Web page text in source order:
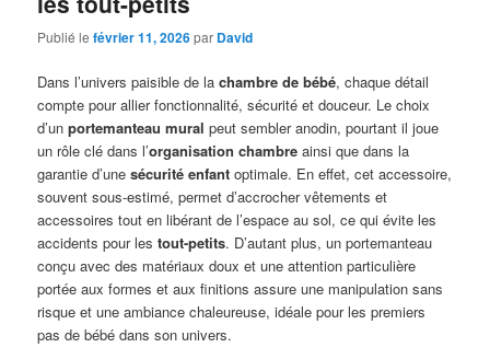
Publié lefévrier 11, 2026par David
Dans l’univers paisible de lachambre de bébé, chaque détail
compte pour allier fonctionnalité, sécurité et douceur. Le choix
d’unportemanteau mural peut sembler anodin, pourtant il joue
un rôle clé dans l’organisation chambre ainsi que dans la
garantie d’unesécurité enfant optimale. En effet, cet accessoire,
souvent sous-estimé, permet d’accrocher vêtements et
accessoires tout en libérant de l’espace au sol, ce qui évite les
accidents pour lestout-petits. D’autant plus, un portemanteau
conçu avec des matériaux doux et une attention particulière
portée aux formes et aux finitions assure une manipulation sans
risque et une ambiance chaleureuse, idéale pour les premiers
pas de bébé dans son univers.